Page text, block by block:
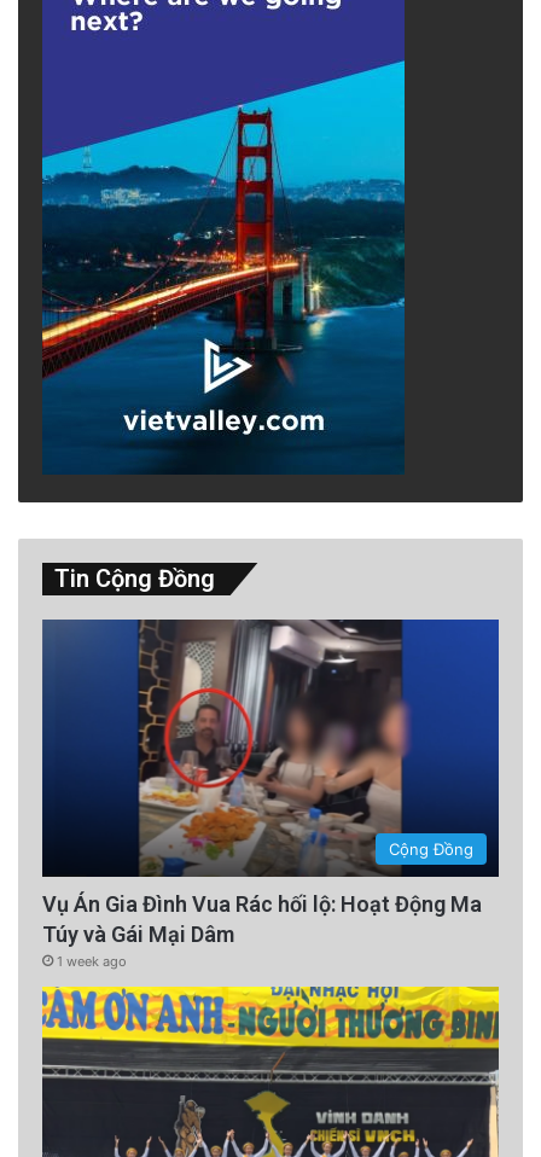
Tin Cộng Đồng
Cộng Đồng
Vụ Án Gia Đình Vua Rác hối lộ: Hoạt Động Ma
Túy và Gái Mại Dâm
1 week ago